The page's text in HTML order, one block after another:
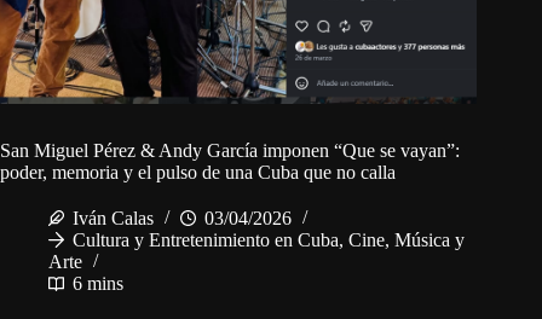
San Miguel Pérez & Andy García imponen “Que se vayan”:
poder, memoria y el pulso de una Cuba que no calla
Iván Calas
03/04/2026
Cultura y Entretenimiento en Cuba, Cine, Música y
Arte
6 mins